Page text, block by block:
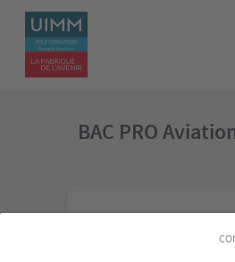
BAC PRO
100